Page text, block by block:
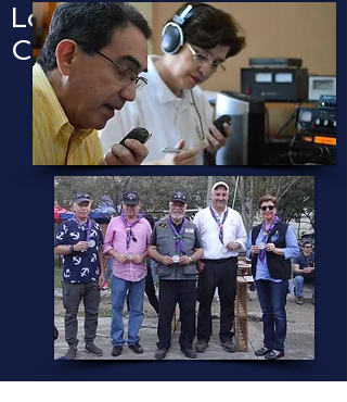
Los Fines del Radio
Club de Honduras